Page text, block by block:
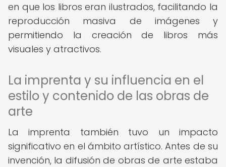
en que los libros eran ilustrados, facilitando la
reproducción masiva de imágenes y
permitiendo la creación de libros más
visuales y atractivos.
La imprenta y su influencia en el
estilo y contenido de las obras de
arte
La imprenta también tuvo un impacto
significativo en el ámbito artístico. Antes de su
invención, la difusión de obras de arte estaba